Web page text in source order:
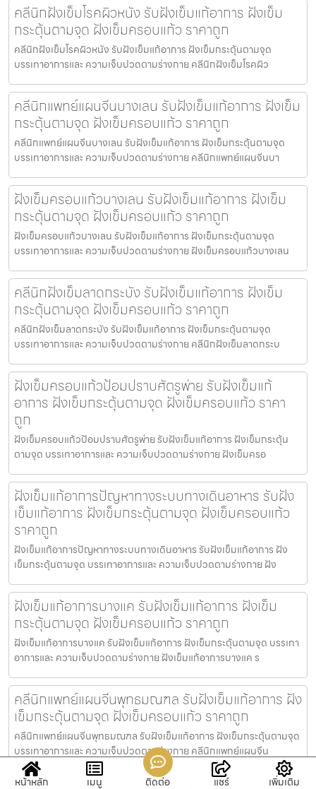
คลีนิกฝังเข็มโรคผิวหนัง รับฝังเข็มแก้อาการ ฝังเข็ม
กระตุ้นตามจุด ฝังเข็มครอบแก้ว ราคาถูก
คลีนิกฝังเข็มโรคผิวหนัง รับฝังเข็มแก้อาการ ฝังเข็มกระตุ้นตามจุด
บรรเทาอาการและ ความเจ็บปวดตามร่างกาย คลีนิกฝังเข็มโรคผิว
คลีนิกแพทย์แผนจีนบางเลน รับฝังเข็มแก้อาการ ฝังเข็ม
กระตุ้นตามจุด ฝังเข็มครอบแก้ว ราคาถูก
คลีนิกแพทย์แผนจีนบางเลน รับฝังเข็มแก้อาการ ฝังเข็มกระตุ้นตามจุด
บรรเทาอาการและ ความเจ็บปวดตามร่างกาย คลีนิกแพทย์แผนจีนบา
ฝังเข็มครอบแก้วบางเลน รับฝังเข็มแก้อาการ ฝังเข็ม
กระตุ้นตามจุด ฝังเข็มครอบแก้ว ราคาถูก
ฝังเข็มครอบแก้วบางเลน รับฝังเข็มแก้อาการ ฝังเข็มกระตุ้นตามจุด
บรรเทาอาการและ ความเจ็บปวดตามร่างกาย ฝังเข็มครอบแก้วบางเลน
คลีนิกฝังเข็มลาดกระบัง รับฝังเข็มแก้อาการ ฝังเข็ม
กระตุ้นตามจุด ฝังเข็มครอบแก้ว ราคาถูก
คลีนิกฝังเข็มลาดกระบัง รับฝังเข็มแก้อาการ ฝังเข็มกระตุ้นตามจุด
บรรเทาอาการและ ความเจ็บปวดตามร่างกาย คลีนิกฝังเข็มลาดกระบ
ฝังเข็มครอบแก้วป้อมปราบศัตรูพ่าย รับฝังเข็มแก้
อาการ ฝังเข็มกระตุ้นตามจุด ฝังเข็มครอบแก้ว ราคา
ถูก
ฝังเข็มครอบแก้วป้อมปราบศัตรูพ่าย รับฝังเข็มแก้อาการ ฝังเข็มกระตุ้น
ตามจุด บรรเทาอาการและ ความเจ็บปวดตามร่างกาย ฝังเข็มครอ
ฝังเข็มแก้อาการปัญหาทางระบบทางเดินอาหาร รับฝัง
เข็มแก้อาการ ฝังเข็มกระตุ้นตามจุด ฝังเข็มครอบแก้ว
ราคาถูก
ฝังเข็มแก้อาการปัญหาทางระบบทางเดินอาหาร รับฝังเข็มแก้อาการ ฝัง
เข็มกระตุ้นตามจุด บรรเทาอาการและ ความเจ็บปวดตามร่างกาย ฝัง
ฝังเข็มแก้อาการบางแค รับฝังเข็มแก้อาการ ฝังเข็ม
กระตุ้นตามจุด ฝังเข็มครอบแก้ว ราคาถูก
ฝังเข็มแก้อาการบางแค รับฝังเข็มแก้อาการ ฝังเข็มกระตุ้นตามจุด บรรเทา
อาการและ ความเจ็บปวดตามร่างกาย ฝังเข็มแก้อาการบางแค ร
คลีนิกแพทย์แผนจีนพุทธมณฑล รับฝังเข็มแก้อาการ ฝัง
เข็มกระตุ้นตามจุด ฝังเข็มครอบแก้ว ราคาถูก
คลีนิกแพทย์แผนจีนพุทธมณฑล รับฝังเข็มแก้อาการ ฝังเข็มกระตุ้นตามจุด
บรรเทาอาการและ ความเจ็บปวดตามร่างกาย คลีนิกแพทย์แผนจีน
หน้าหลัก เมนู ติดต่อ แชร์ เพิ่มเติม